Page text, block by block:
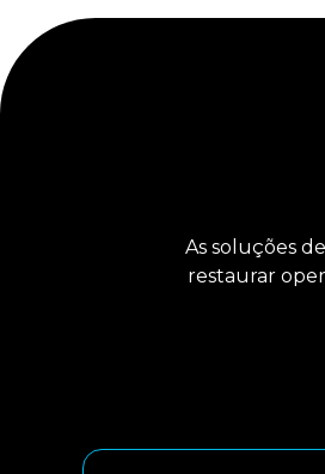
As soluções
restaurar